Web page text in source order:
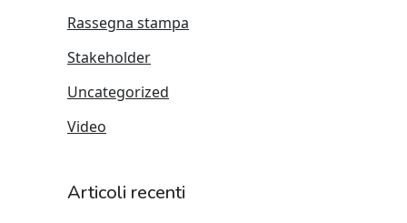
Rassegna stampa
Stakeholder
Uncategorized
Video
Articoli recenti